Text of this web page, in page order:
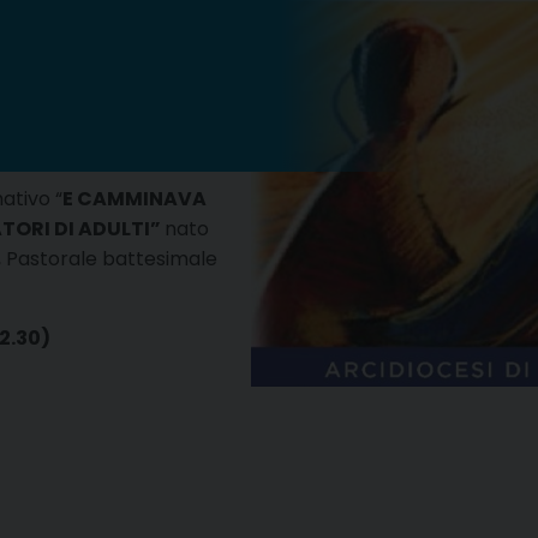
“E CAMMINAVA
DI ADULTI” nato
Pastorale battesimale